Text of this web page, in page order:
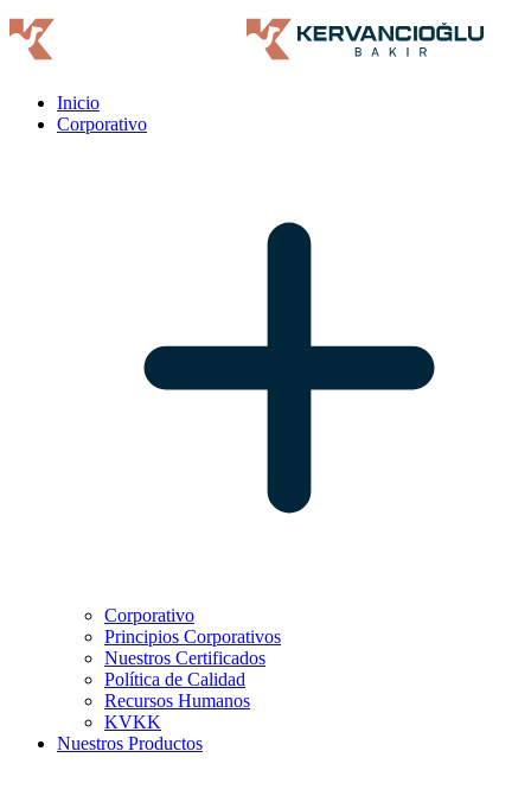
Inicio
Corporativo
Corporativo
Principios Corporativos
Nuestros Certificados
Política de Calidad
Recursos Humanos
KVKK
Nuestros Productos